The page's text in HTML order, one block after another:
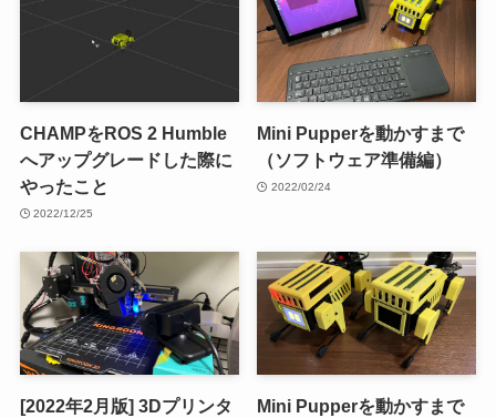
CHAMPをROS 2 Humble
へアップグレードした際に
やったこと
2022/12/25
Mini Pupperを動かすまで
（ソフトウェア準備編）
2022/02/24
[2022年2月版] 3Dプリンタ
Mini Pupperを動かすまで